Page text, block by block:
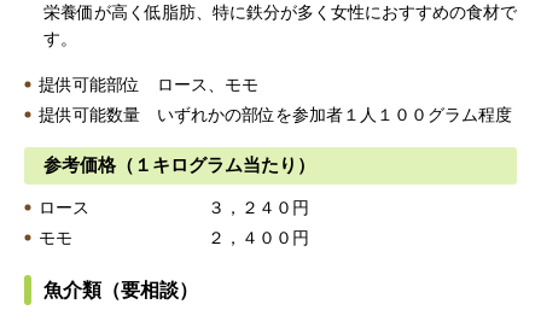
栄養価が高く低脂肪、特に鉄分が多く女性におすすめの食材で
す。
提供可能部位 ロース、モモ
提供可能数量 いずれかの部位を参加者１人１００グラム程度
参考価格（１キログラム当たり）
ロース ３，２４０円
モモ ２，４００円
魚介類（要相談）